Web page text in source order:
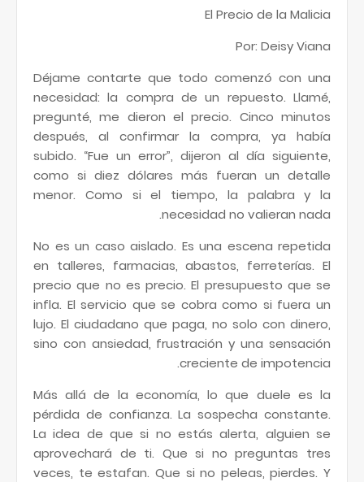
El Precio de la Malicia
Por: Deisy Viana
Déjame contarte que todo comenzó con una
necesidad: la compra de un repuesto. Llamé,
pregunté, me dieron el precio. Cinco minutos
después, al confirmar la compra, ya había
subido. “Fue un error”, dijeron al día siguiente,
como si diez dólares más fueran un detalle
menor. Como si el tiempo, la palabra y la
necesidad no valieran nada.
No es un caso aislado. Es una escena repetida
en talleres, farmacias, abastos, ferreterías. El
precio que no es precio. El presupuesto que se
infla. El servicio que se cobra como si fuera un
lujo. El ciudadano que paga, no solo con dinero,
sino con ansiedad, frustración y una sensación
creciente de impotencia.
Más allá de la economía, lo que duele es la
pérdida de confianza. La sospecha constante.
La idea de que si no estás alerta, alguien se
aprovechará de ti. Que si no preguntas tres
veces, te estafan. Que si no peleas, pierdes. Y